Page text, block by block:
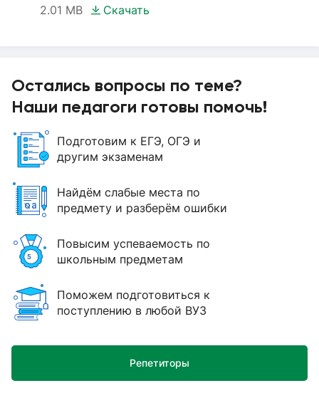
2.01 MB
Скачать
Остались вопросы по теме?
Наши педагоги готовы помочь!
Подготовим к ЕГЭ, ОГЭ и
другим экзаменам
Найдём слабые места по
предмету и разберём ошибки
Повысим успеваемость по
школьным предметам
Поможем подготовиться к
поступлению в любой ВУЗ
Репетиторы